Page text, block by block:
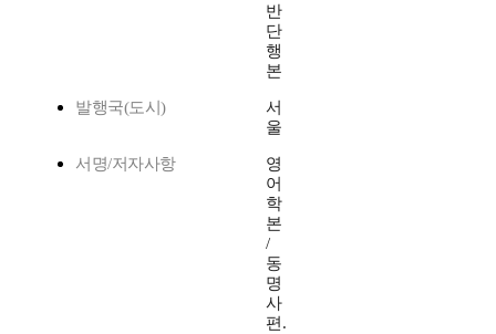
반
단
행
본
발행국(도시)
서
울
서명/저자사항
영
어
학
본
/
동
명
사
편.